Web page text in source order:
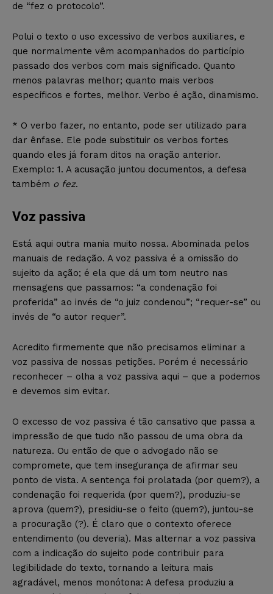
de “fez o protocolo”.
Polui o texto o uso excessivo de verbos auxiliares, e
que normalmente vêm acompanhados do particípio
passado dos verbos com mais significado. Quanto
menos palavras melhor; quanto mais verbos
específicos e fortes, melhor. Verbo é ação, dinamismo.
* O verbo fazer, no entanto, pode ser utilizado para
dar ênfase. Ele pode substituir os verbos fortes
quando eles já foram ditos na oração anterior.
Exemplo: 1. A acusação juntou documentos, a defesa
também o fez.
Voz passiva
Está aqui outra mania muito nossa. Abominada pelos
manuais de redação. A voz passiva é a omissão do
sujeito da ação; é ela que dá um tom neutro nas
mensagens que passamos: “a condenação foi
proferida” ao invés de “o juiz condenou”; “requer-se” ou
invés de “o autor requer”.
Acredito firmemente que não precisamos eliminar a
voz passiva de nossas petições. Porém é necessário
reconhecer – olha a voz passiva aqui – que a podemos
e devemos sim evitar.
O excesso de voz passiva é tão cansativo que passa a
impressão de que tudo não passou de uma obra da
natureza. Ou então de que o advogado não se
compromete, que tem insegurança de afirmar seu
ponto de vista. A sentença foi prolatada (por quem?), a
condenação foi requerida (por quem?), produziu-se
aprova (quem?), presidiu-se o feito (quem?), juntou-se
a procuração (?). É claro que o contexto oferece
entendimento (ou deveria). Mas alternar a voz passiva
com a indicação do sujeito pode contribuir para
legibilidade do texto, tornando a leitura mais
agradável, menos monótona: A defesa produziu a